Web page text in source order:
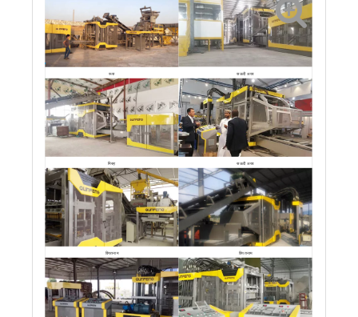
रूस सऊदी अरब
मिस्र सऊदी अरब
वियतनाम वियतनाम